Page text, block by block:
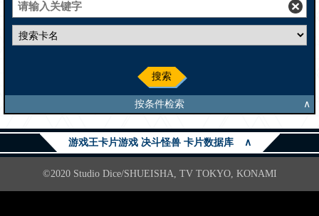
搜索
按条件检索 ∧
游戏王卡片游戏 决斗怪兽 卡片数据库 ∧
©2020 Studio Dice/SHUEISHA, TV TOKYO, KONAMI